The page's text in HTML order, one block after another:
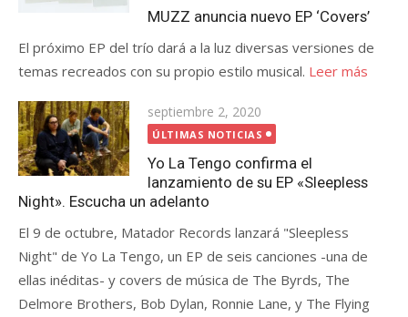
MUZZ anuncia nuevo EP ‘Covers’
El próximo EP del trío dará a la luz diversas versiones de
temas recreados con su propio estilo musical. Leer más
Publicada
el
septiembre 2, 2020
ÚLTIMAS NOTICIAS
Yo La Tengo confirma el
lanzamiento de su EP «Sleepless
Night». Escucha un adelanto
El 9 de octubre, Matador Records lanzará "Sleepless
Night" de Yo La Tengo, un EP de seis canciones -una de
ellas inéditas- y covers de música de The Byrds, The
Delmore Brothers, Bob Dylan, Ronnie Lane, y The Flying